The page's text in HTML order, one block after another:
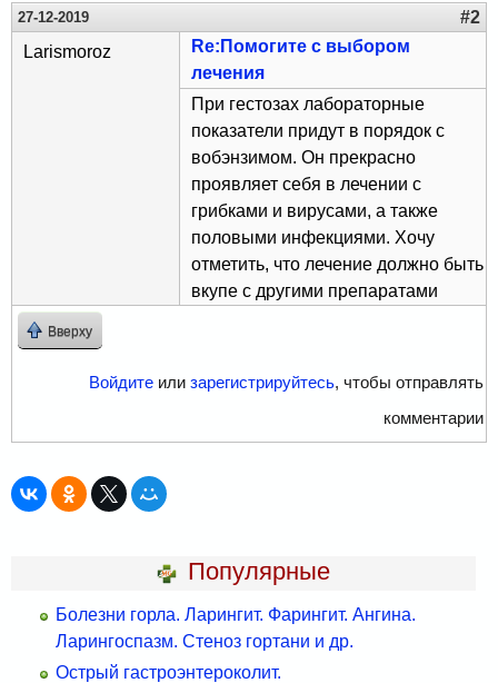
27-12-2019
#2
Larismoroz
Re:Помогите с выбором
лечения
При гестозах лабораторные
показатели придут в порядок с
вобэнзимом. Он прекрасно
проявляет себя в лечении с
грибками и вирусами, а также
половыми инфекциями. Хочу
отметить, что лечение должно быть
вкупе с другими препаратами
Вверху
Войдите или зарегистрируйтесь, чтобы отправлять
комментарии
Популярные
Болезни горла. Ларингит. Фарингит. Ангина.
Ларингоспазм. Стеноз гортани и др.
Острый гастроэнтероколит.